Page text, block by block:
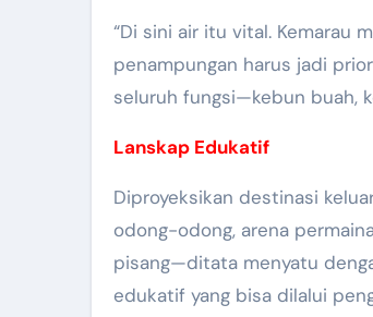
“Di sini air itu vital. Kemarau
penampungan harus jadi
seluruh fungsi—kebun buah,
Lanskap Edukatif
Diproyeksikan destinasi
odong-odong, arena
pisang—ditata menyatu
edukatif yang bisa dilalui